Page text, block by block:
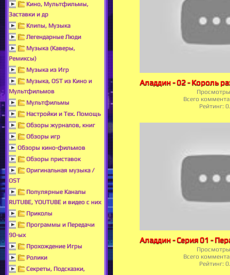
Кино, Мультфильмы,
Заставки и др
Клипы, Музыка
Легендарные Люди
Музыка (Каверы,
Ремиксы)
Музыка из Игр
Музыка, OST из Кино и
Мультфильмов
Мультфильмы
Настройки и Тех. Помощь
Обзоры журналов, книг
Обзоры игр
Обзоры кино-фильмов
Обзоры приставок
Оригинальная музыка /
OST
Популярные Каналы
RUTUBE, YOUTUBE и видео с них
Приколы
Программы и Передачи
90-ых
Прохождение Игры
Ролики
Секреты, Подсказки,
Всего
Рейтинг:
Всего
Рейтинг: